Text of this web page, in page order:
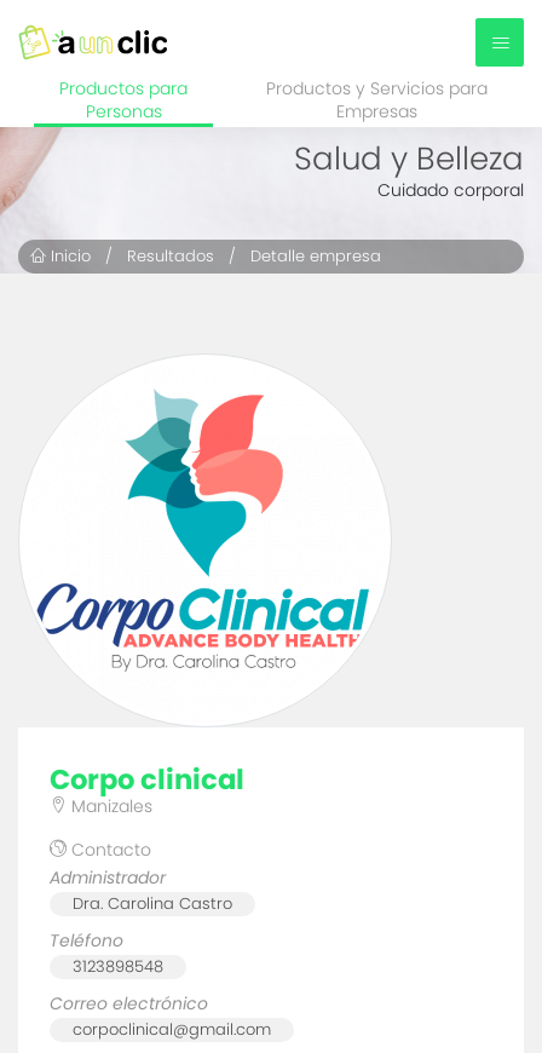
Productos para
Personas
Productos y Servicios para
Empresas
Salud y Belleza
Cuidado corporal
Inicio / Resultados / Detalle empresa
corpo clinical
Manizales
Contacto
Administrador
Dra. Carolina Castro
Teléfono
3123898548
Correo electrónico
corpoclinical@gmail.com